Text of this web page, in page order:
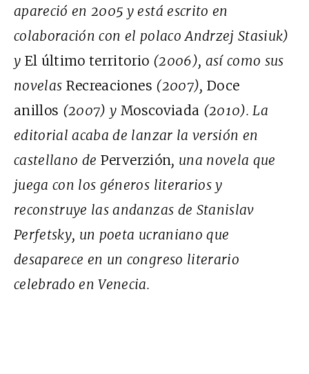
apareció en 2005 y está escrito en
colaboración con el polaco Andrzej Stasiuk)
y El último territorio (2006), así como sus
novelas Recreaciones (2007), Doce
anillos (2007) y Moscoviada (2010). La
editorial acaba de lanzar la versión en
castellano de Perverzión, una novela que
juega con los géneros literarios y
reconstruye las andanzas de Stanislav
Perfetsky, un poeta ucraniano que
desaparece en un congreso literario
celebrado en Venecia.